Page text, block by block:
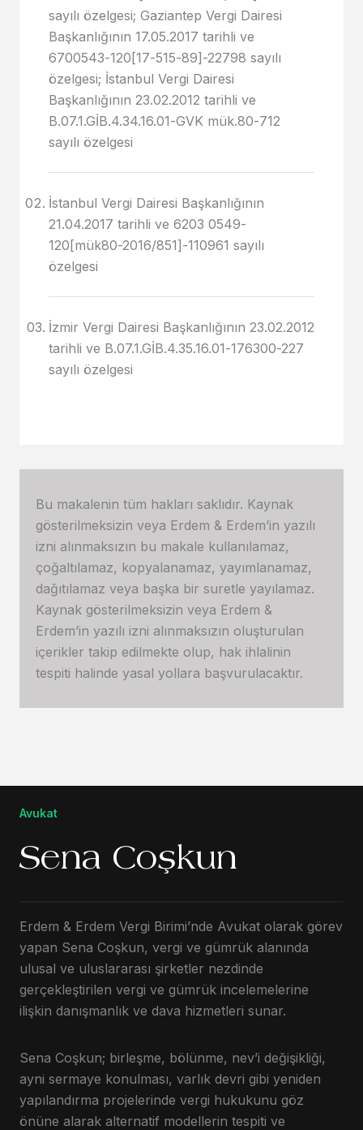
sayılı özelgesi; Gaziantep Vergi Dairesi
Başkanlığının 17.05.2017 tarihli ve
6700543-120[17-515-89]-22798 sayılı
özelgesi; İstanbul Vergi Dairesi
Başkanlığının 23.02.2012 tarihli ve
B.07.1.GİB.4.34.16.01-GVK mük.80-712
sayılı özelgesi
İstanbul Vergi Dairesi Başkanlığının
21.04.2017 tarihli ve 6203 0549-
120[mük80-2016/851]-110961 sayılı
özelgesi
İzmir Vergi Dairesi Başkanlığının 23.02.2012
tarihli ve B.07.1.GİB.4.35.16.01-176300-227
sayılı özelgesi
Bu makalenin tüm hakları saklıdır. Kaynak
gösterilmeksizin veya Erdem & Erdem’in yazılı
izni alınmaksızın bu makale kullanılamaz,
çoğaltılamaz, kopyalanamaz, yayımlanamaz,
dağıtılamaz veya başka bir suretle yayılamaz.
Kaynak gösterilmeksizin veya Erdem &
Erdem’in yazılı izni alınmaksızın oluşturulan
içerikler takip edilmekte olup, hak ihlalinin
tespiti halinde yasal yollara başvurulacaktır.
Avukat
Sena Coşkun
Erdem & Erdem Vergi Birimi’nde Avukat olarak görev
yapan Sena Coşkun, vergi ve gümrük alanında
ulusal ve uluslararası şirketler nezdinde
gerçekleştirilen vergi ve gümrük incelemelerine
ilişkin danışmanlık ve dava hizmetleri sunar.
Sena Coşkun; birleşme, bölünme, nev’i değişikliği,
ayni sermaye konulması, varlık devri gibi yeniden
yapılandırma projelerinde vergi hukukunu göz
önüne alarak alternatif modellerin tespiti ve